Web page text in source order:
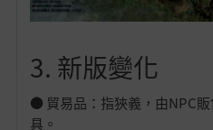
3. 新版變化
● 貿易品：指狹義，由NPC
具。